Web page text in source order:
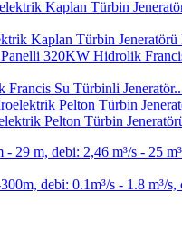
Kaplan Türbin Jeneratörü
Su Türbinli
Pelton Türbin